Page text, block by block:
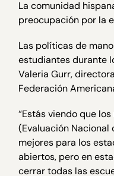
La comunidad
preocupación por la
Las políticas de
estudiantes durante
Valeria Gurr,
Federación
“Estás viendo que
(Evaluación Nacional
mejores para los
abiertos, pero en
cerrar todas las